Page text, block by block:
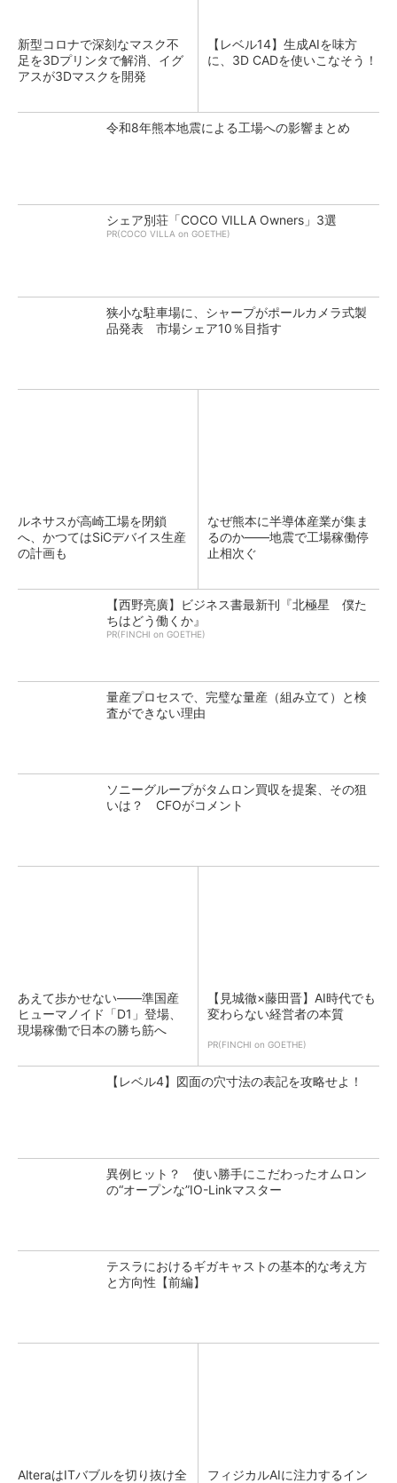
新型コロナで深刻なマスク不
足を3Dプリンタで解消、イグ
アスが3Dマスクを開発
【レベル14】生成AIを味方
に、3D CADを使いこなそう！
令和8年熊本地震による工場への影響まとめ
シェア別荘「COCO VILLA Owners」3選
PR(COCO VILLA on GOETHE)
狭小な駐車場に、シャープがポールカメラ式製
品発表 市場シェア10％目指す
ルネサスが高崎工場を閉鎖
へ、かつてはSiCデバイス生産
の計画も
なぜ熊本に半導体産業が集ま
るのか――地震で工場稼働停
止相次ぐ
【西野亮廣】ビジネス書最新刊『北極星 僕た
ちはどう働くか』
PR(FINCHI on GOETHE)
量産プロセスで、完璧な量産（組み立て）と検
査ができない理由
ソニーグループがタムロン買収を提案、その狙
いは？ CFOがコメント
あえて歩かせない――準国産
ヒューマノイド「D1」登場、
現場稼働で日本の勝ち筋へ
【見城徹×藤田晋】AI時代でも
変わらない経営者の本質
PR(FINCHI on GOETHE)
【レベル4】図面の穴寸法の表記を攻略せよ！
異例ヒット？ 使い勝手にこだわったオムロン
の“オープンな”IO-Linkマスター
テスラにおけるギガキャストの基本的な考え方
と方向性【前編】
AlteraはITバブルを切り抜け全
フィジカルAIに注力するイン